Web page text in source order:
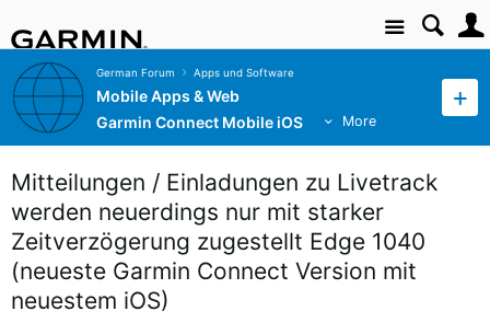
Site
German Forum Apps und Software
Mobile Apps & Web
Garmin Connect Mobile iOS
More
Mitteilungen / Einladungen zu Livetrack
werden neuerdings nur mit starker
Zeitverzögerung zugestellt Edge 1040
(neueste Garmin Connect Version mit
neuestem iOS)